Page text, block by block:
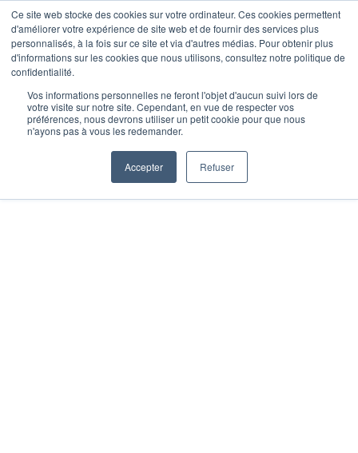
Ce site web stocke des cookies sur votre ordinateur. Ces cookies permettent
d'améliorer votre expérience de site web et de fournir des services plus
personnalisés, à la fois sur ce site et via d'autres médias. Pour obtenir plus
d'informations sur les cookies que nous utilisons, consultez notre politique de
confidentialité.
Vos informations personnelles ne feront l'objet d'aucun suivi lors de
votre visite sur notre site. Cependant, en vue de respecter vos
préférences, nous devrons utiliser un petit cookie pour que nous
n'ayons pas à vous les redemander.
Accepter Refuser
Assurance habitation